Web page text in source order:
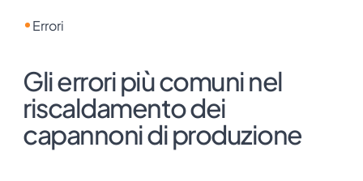
Errori
Gli errori più comuni nel
riscaldamento dei
capannoni di produzione